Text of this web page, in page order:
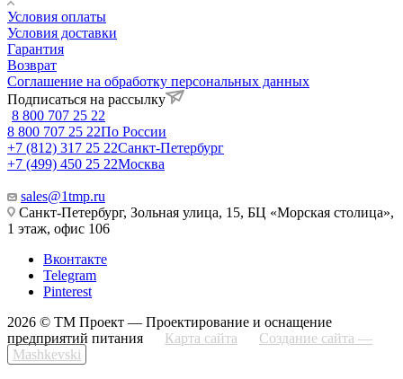
Условия оплаты
Условия доставки
Гарантия
Возврат
Соглашение на обработку персональных данных
Подписаться на рассылку
8 800 707 25 22
8 800 707 25 22По России
+7 (812) 317 25 22Санкт-Петербург
+7 (499) 450 25 22Москва
sales@1tmp.ru
Санкт-Петербург, Зольная улица, 15, БЦ «Морская столица»,
1 этаж, офис 106
Вконтакте
Telegram
Pinterest
2026 © ТМ Проект — Проектирование и оснащение
предприятий питания
Карта сайта
Создание сайта —
Mashkevski